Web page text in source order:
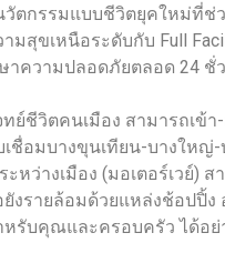
กรรมแบบชีวิตยุคใหม่ที่ช่ว
วามสุขเหนือระดับกับ Full
ความปลอดภัยตลอด 24 ชั่
ย์ชีวิตคนเมือง สามารถเ
เชื่อมบางขุนเทียน-บางใ
หว่างเมือง (มอเตอร์เว
งรายล้อมด้วยแหล่งช้อปปิ้
รับคุณและครอบครัว ได้อย่